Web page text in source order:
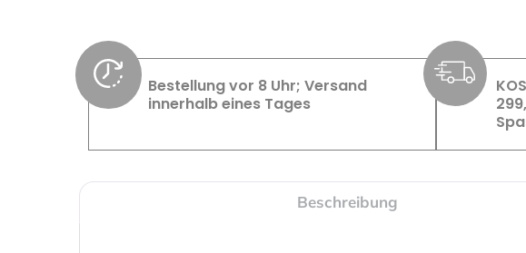
Bestellung vor 8 Uhr; Versand
innerhalb eines Tages
Beschreibung